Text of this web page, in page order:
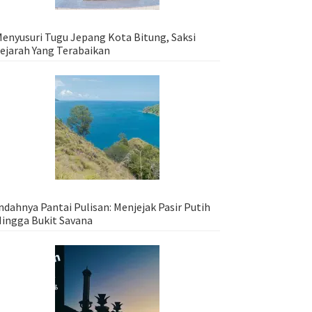
Tugu Jepang Kota Bitung, Saksi
Yang Terabaikan
Pantai Pulisan: Menjejak Pasir Putih
Bukit Savana